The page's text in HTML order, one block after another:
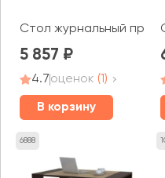
Стол журнальный
5 857
4.7оценок (1)
В корзину
6888